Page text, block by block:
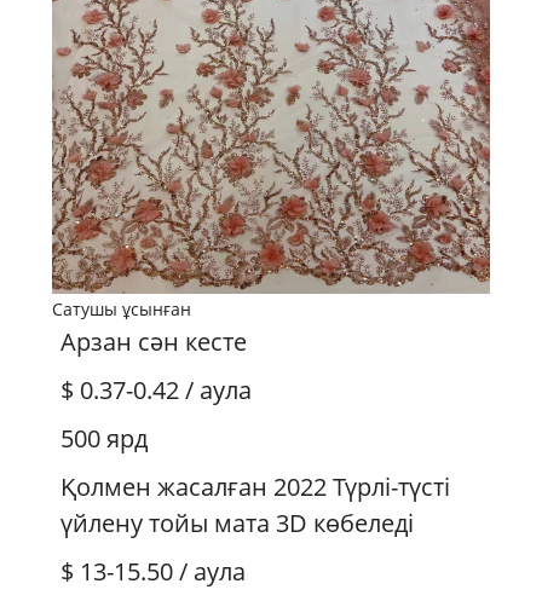
Сатушы ұсынған
Арзан сән кесте
$ 0.37-0.42/ аула
500 ярд
Қолмен жасалған 2022 Түрлі-түсті
үйлену тойы мата 3D көбеледі
$ 13-15.50/ аула